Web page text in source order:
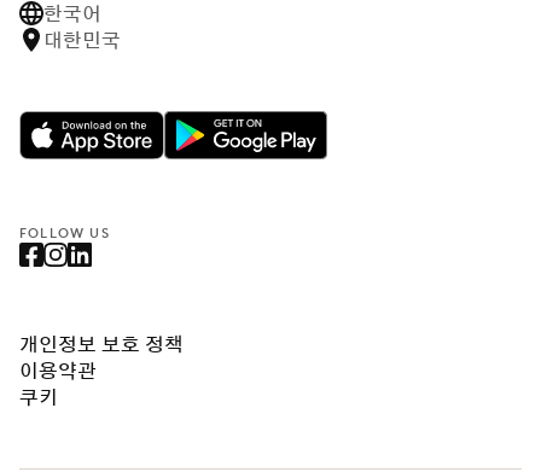
한국어
대한민국
FOLLOW US
개인정보 보호 정책
이용약관
쿠키